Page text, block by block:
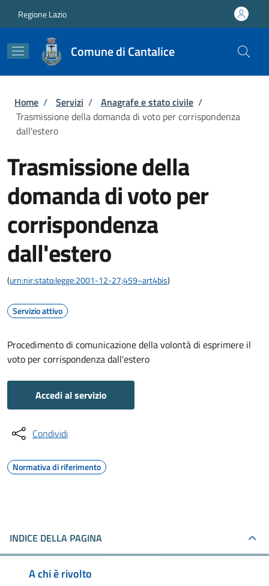
Regione Lazio
Comune di Cantalice
Briciole di pane
Home / Servizi / Anagrafe e stato civile /
Trasmissione della domanda di voto per corrispondenza
dall'estero
Trasmissione della
domanda di voto per
corrispondenza
dall'estero
(urn:nir:stato:legge:2001-12-27;459~art4bis)
Servizio attivo
Procedimento di comunicazione della volontà di esprimere il
voto per corrispondenza dall'estero
Accedi al servizio
Condividi
Normativa di riferimento
INDICE DELLA PAGINA
A chi è rivolto